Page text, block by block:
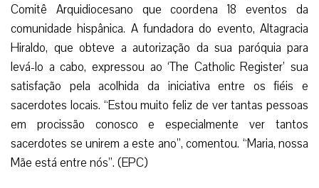
Comitê Arquidiocesano que coordena 18 eventos da
comunidade hispânica. A fundadora do evento, Altagracia
Hiraldo, que obteve a autorização da sua paróquia para
levá-lo a cabo, expressou ao ‘The Catholic Register’ sua
satisfação pela acolhida da iniciativa entre os fiéis e
sacerdotes locais. “Estou muito feliz de ver tantas pessoas
em procissão conosco e especialmente ver tantos
sacerdotes se unirem a este ano”, comentou. “Maria, nossa
Mãe está entre nós”. (EPC)